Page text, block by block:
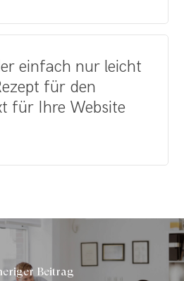
einfach nur leicht
für den
für Ihre Website
Beitrag